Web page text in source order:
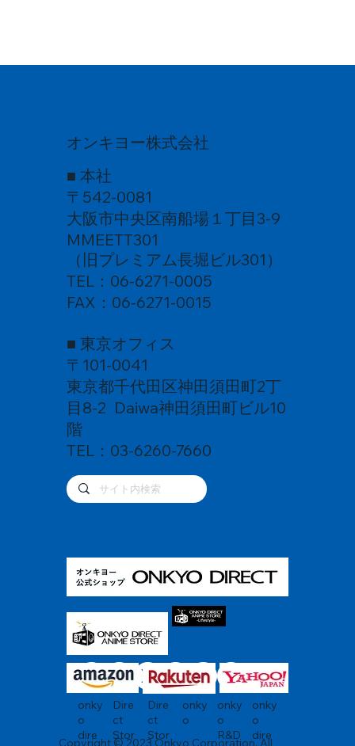
Copyright © 2023 Onkyo Corporation. All
onky
o
dire
Dire
ct
Stor
Dire
ct
Stor
onky
o
onky
o
R&D
onky
o
dire
オンキヨー株式会社
■ 本社
〒542-0081
大阪市中央区南船場１丁目3-9
MMEETT301
（旧プレミアム長堀ビル301）
TEL：06-6271-0005
FAX：06-6271-0015
■ 東京オフィス
〒101-0041
東京都千代田区神田須田町2丁
目8-2 Daiwa神田須田町ビル10
階
TEL：03-6260-7660